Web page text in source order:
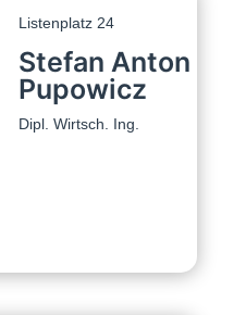
Listenplatz 24
Stefan Anton
Pupowicz
Dipl. Wirtsch. Ing.